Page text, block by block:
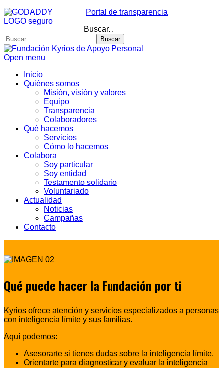
Portal de transparencia
Buscar...
Buscar
Open menu
Inicio
Quiénes somos
Misión, visión y valores
Equipo
Transparencia
Colaboradores
Qué hacemos
Servicios
Cómo lo hacemos
Colabora
Soy particular
Soy entidad
Testamento solidario
Voluntariado
Actualidad
Noticias
Campañas
Contacto
Qué puede hacer la Fundación por ti
Kyrios ofrece atención y servicios especializados a personas
con inteligencia límite y sus familias.
Aquí podemos:
Asesorarte si tienes dudas sobre la inteligencia límite.
Orientarte para diagnosticar y evaluar la inteligencia